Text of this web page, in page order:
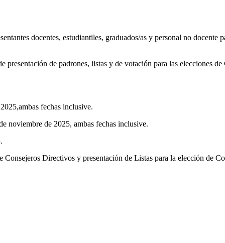
docentes, estudiantiles, graduados/as y personal no docente
de padrones, listas y de votación para las elecciones
fechas inclusive.
noviembre de 2025, ambas fechas inclusive.
Directivos y presentación de Listas para la elección de